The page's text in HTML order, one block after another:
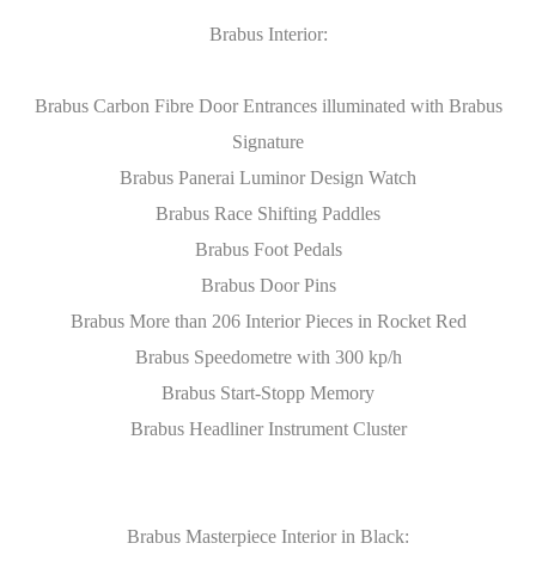
Brabus Interior:
Brabus Carbon Fibre Door Entrances illuminated with Brabus
Signature
Brabus Panerai Luminor Design Watch
Brabus Race Shifting Paddles
Brabus Foot Pedals
Brabus Door Pins
Brabus More than 206 Interior Pieces in Rocket Red
Brabus Speedometre with 300 kp/h
Brabus Start-Stopp Memory
Brabus Headliner Instrument Cluster
Brabus Masterpiece Interior in Black: